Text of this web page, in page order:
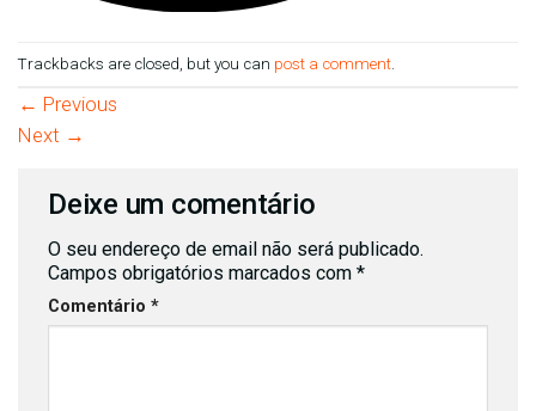
Trackbacks are closed, but you can post a comment
← Previous
Next →
Deixe um comentário
O seu endereço de email não será publicado.
Campos obrigatórios marcados com *
Comentário *